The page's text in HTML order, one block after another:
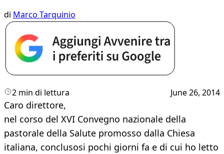
di Marco Tarquinio
2 min di lettura June 26, 2014
​Caro direttore,
nel corso del XVI Convegno nazionale della
pastorale della Salute promosso dalla Chiesa
italiana, conclusosi pochi giorni fa e di cui ho letto